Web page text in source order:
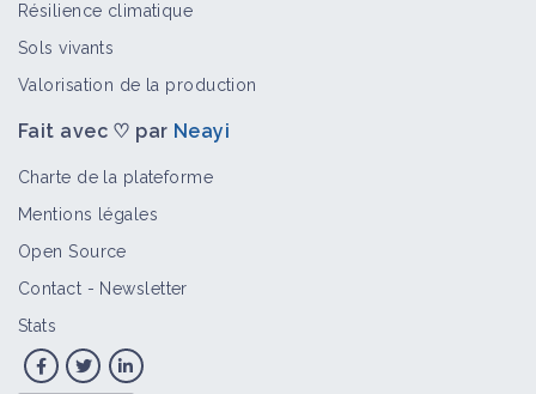
Résilience climatique
Sols vivants
Valorisation de la production
Fait avec ♡ par Neayi
Charte de la plateforme
Mentions légales
Open Source
Contact - Newsletter
Stats